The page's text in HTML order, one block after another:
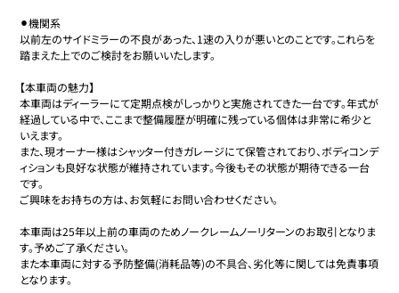
⚫︎機関系
以前左のサイドミラーの不良があった、1速の入りが悪いとのことです。これらを
踏まえた上でのご検討をお願いいたします。
【本車両の魅力】
本車両はディーラーにて定期点検がしっかりと実施されてきた一台です。年式が
経過している中で、ここまで整備履歴が明確に残っている個体は非常に希少と
いえます。
また、現オーナー様はシャッター付きガレージにて保管されており、ボディコンデ
ィションも良好な状態が維持されています。今後もその状態が期待できる一台
です。
ご興味をお持ちの方は、お気軽にお問い合わせください。
本車両は25年以上前の車両のためノークレームノーリターンのお取引となりま
す。予めご了承ください。
また本車両に対する予防整備(消耗品等)の不具合、劣化等に関しては免責事項
となります。